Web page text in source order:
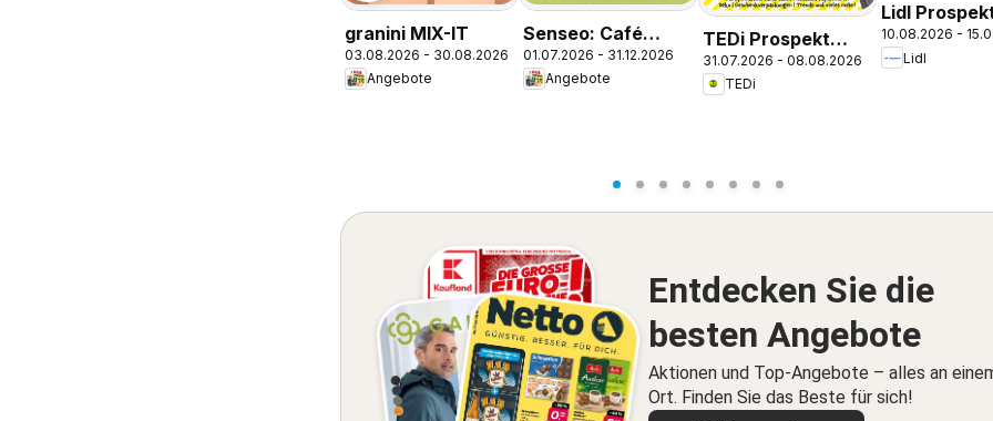
granini MIX-IT
03.08.2026 - 30.08.2026
Angebote
Senseo: Café
Latte Dubai
Chocolate Style
01.07.2026 - 31.12.2026
Angebote
TEDi Prospekt
Bremen
31.07.2026 - 08.08.2026
TEDi
Lidl
Mahlow
10.08.2026 -
Lidl
Entdecken Sie die
besten Angebote
Aktionen und Top-Angebote – alles an
Ort. Finden Sie das Beste für sich!